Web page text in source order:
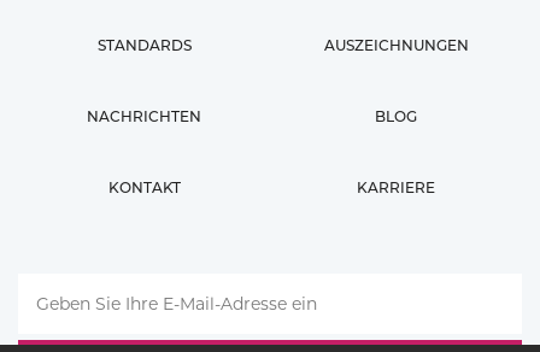
STANDARDS AUSZEICHNUNGEN
NACHRICHTEN BLOG
KONTAKT KARRIERE